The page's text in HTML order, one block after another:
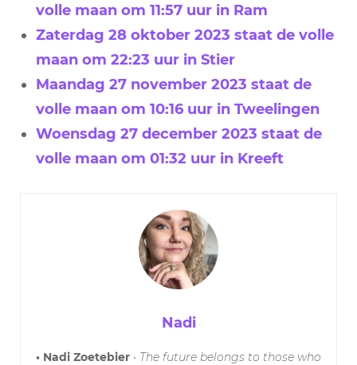
volle maan om 11:57 uur in Ram
Zaterdag 28 oktober 2023 staat de volle
maan om 22:23 uur in Stier
Maandag 27 november 2023 staat de
volle maan om 10:16 uur in Tweelingen
Woensdag 27 december 2023 staat de
volle maan om 01:32 uur in Kreeft
Nadi
• Nadi Zoetebier • The future belongs to those who